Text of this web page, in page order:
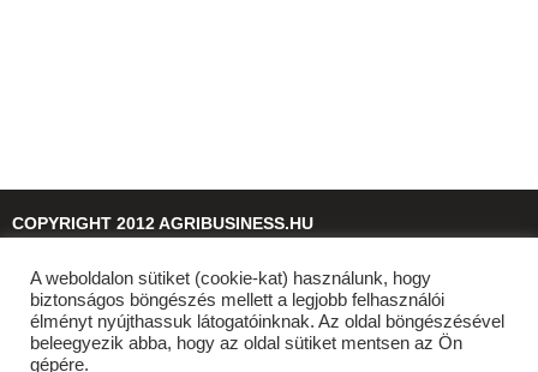
COPYRIGHT 2012 AGRIBUSINESS.HU
© 2026agribusiness.hu
A weboldalon sütiket (cookie-kat) használunk, hogy
biztonságos böngészés mellett a legjobb felhasználói
élményt nyújthassuk látogatóinknak. Az oldal böngészésével
beleegyezik abba, hogy az oldal sütiket mentsen az Ön
gépére.